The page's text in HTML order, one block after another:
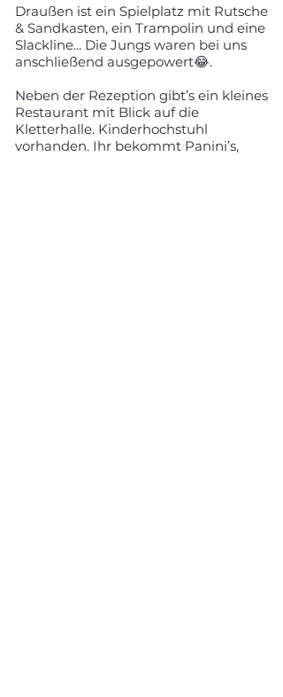
Draußen ist ein Spielplatz mit Rutsche
& Sandkasten, ein Trampolin und eine
Slackline... Die Jungs waren bei uns
anschließend ausgepowert😂.
Neben der Rezeption gibt’s ein kleines
Restaurant mit Blick auf die
Kletterhalle. Kinderhochstuhl
vorhanden. Ihr bekommt Panini’s,